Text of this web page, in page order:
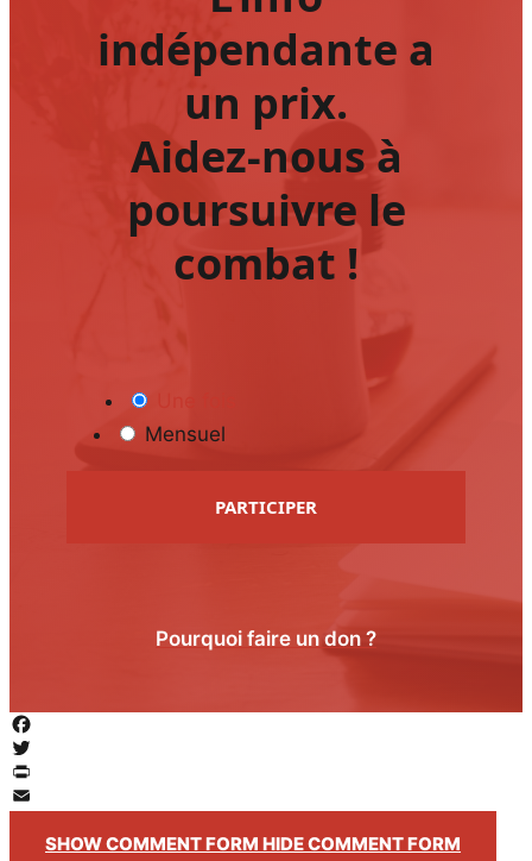
indépendante a
un prix.
Aidez-nous à
poursuivre le
combat !
Mensuel
PARTICIPER
Pourquoi faire un don ?
Facebook
Twitter
PrintFriendly
Email
SHOW COMMENT FORM HIDE COMMENT FORM